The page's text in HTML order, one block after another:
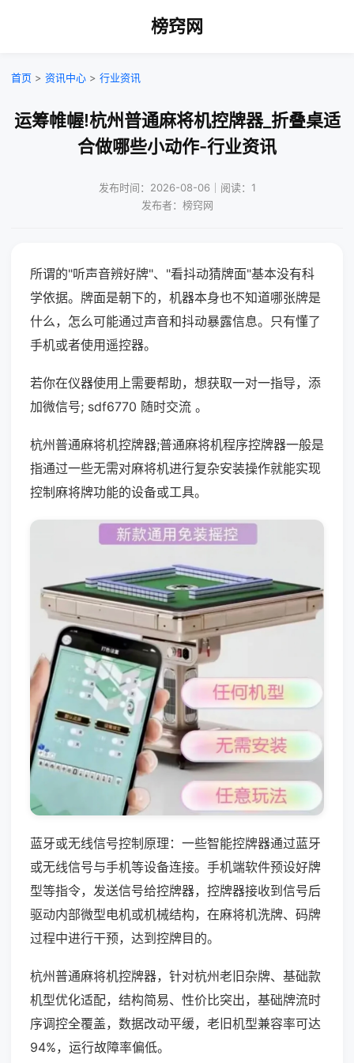
榜窍网
首页 > 资讯中心 > 行业资讯
运筹帷幄!杭州普通麻将机控牌器_折叠桌适
合做哪些小动作-行业资讯
发布时间：2026-08-06｜阅读：1
发布者：榜窍网
所谓的"听声音辨好牌"、"看抖动猜牌面"基本没有科
学依据。牌面是朝下的，机器本身也不知道哪张牌是
什么，怎么可能通过声音和抖动暴露信息。只有懂了
手机或者使用遥控器。
若你在仪器使用上需要帮助，想获取一对一指导，添
加微信号; sdf6770 随时交流 。
杭州普通麻将机控牌器;普通麻将机程序控牌器一般是
指通过一些无需对麻将机进行复杂安装操作就能实现
控制麻将牌功能的设备或工具。
蓝牙或无线信号控制原理：一些智能控牌器通过蓝牙
或无线信号与手机等设备连接。手机端软件预设好牌
型等指令，发送信号给控牌器，控牌器接收到信号后
驱动内部微型电机或机械结构，在麻将机洗牌、码牌
过程中进行干预，达到控牌目的。
杭州普通麻将机控牌器，针对杭州老旧杂牌、基础款
机型优化适配，结构简易、性价比突出，基础牌流时
序调控全覆盖，数据改动平缓，老旧机型兼容率可达
94%，运行故障率偏低。